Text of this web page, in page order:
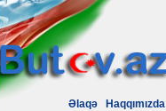
Əlaqə
Haqqımızda